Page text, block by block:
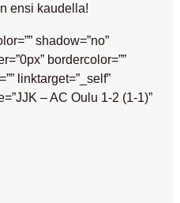
ensi kaudella!
shadow=”no”
bordercolor=””
linktarget=”_self”
– AC Oulu 1-2 (1-1)”